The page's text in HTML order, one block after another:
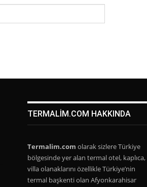
TERMALIM.COM HAKKINDA
Termalim.com olarak sizlere Türkiye
bölgesinde yer alan termal otel, kaplıca,
villa olanaklarını özellikle Türkiye’nin
termal başkenti olan Afyonkarahisar